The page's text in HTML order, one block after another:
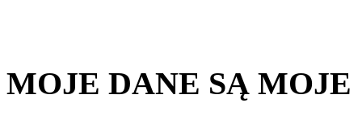
MOJE DANE SĄ MOJE